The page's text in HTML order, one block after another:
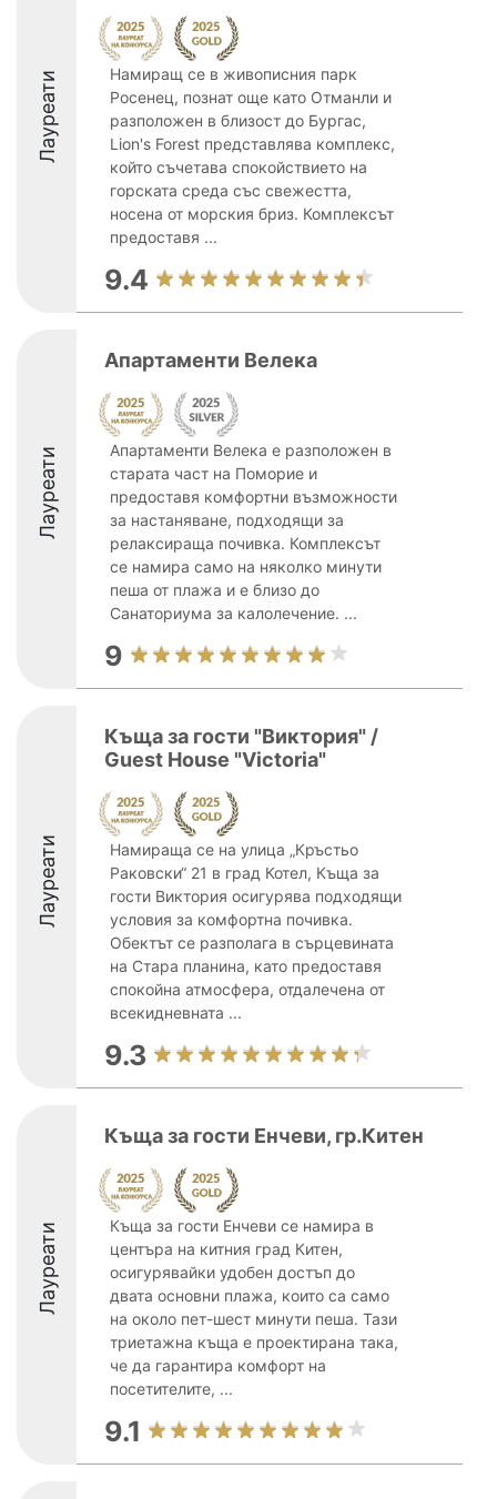
Лауреати
Намиращ се в живописния парк
Росенец, познат още като Отманли и
разположен в близост до Бургас,
Lion's Forest представлява комплекс,
който съчетава спокойствието на
горската среда със свежестта,
носена от морския бриз. Комплексът
предоставя ...
9.4
Лауреати
Апартаменти Велека
Апартаменти Велека е разположен в
старата част на Поморие и
предоставя комфортни възможности
за настаняване, подходящи за
релаксираща почивка. Комплексът
се намира само на няколко минути
пеша от плажа и е близо до
Санаториума за калолечение. ...
9
Лауреати
Къща за гости "Виктория" /
Guest House "Victoria"
Намираща се на улица „Кръстьо
Раковски“ 21 в град Котел, Къща за
гости Виктория осигурява подходящи
условия за комфортна почивка.
Обектът се разполага в сърцевината
на Стара планина, като предоставя
спокойна атмосфера, отдалечена от
всекидневната ...
9.3
Лауреати
Къща за гости Енчеви, гр.Китен
Къща за гости Енчеви се намира в
центъра на китния град Китен,
осигурявайки удобен достъп до
двата основни плажа, които са само
на около пет-шест минути пеша. Тази
триетажна къща е проектирана така,
че да гарантира комфорт на
посетителите, ...
9.1